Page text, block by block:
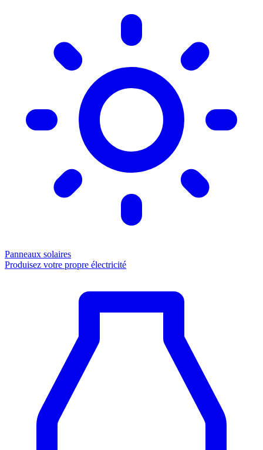
Panneaux solaires
Produisez votre propre électricité